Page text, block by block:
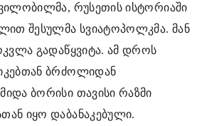
რუსეთის ისტორიაში
შესულმა სვიატოპოლკმა. მან
გადაწყვიტა. ამ დროს
ბრძოლიდან
ბორისი თავისი რაზმი
იყო დაბანაკებული.